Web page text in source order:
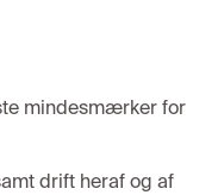
mindesmærker for
drift heraf og af